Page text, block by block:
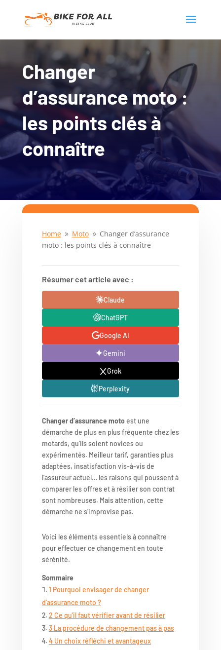
Changer
d’assurance moto :
les points clés à
connaître
Home 9 Moto 9 Changer d’assurance
moto : les points clés à connaître
Résumer cet article avec :
Claude
ChatGPT
Google AI
Gemini
Grok
Perplexity
Changer d’assurance motoest une
démarche de plus en plus fréquente chez les
motards, qu’ils soient novices ou
expérimentés. Meilleur tarif, garanties plus
adaptées, insatisfaction vis-à-vis de
l’assureur actuel… les raisons qui poussent à
comparer les offres et à résilier son contrat
sont nombreuses. Mais attention, cette
démarche ne s’improvise pas.
Voici les éléments essentiels à connaître
pour effectuer ce changement en toute
sérénité.
Sommaire
1 Pourquoi envisager de changer
d’assurance moto ?
2 Ce qu’il faut vérifier avant de résilier
3 La procédure de changement pas à pas
4 Un choix réfléchi et avantageux